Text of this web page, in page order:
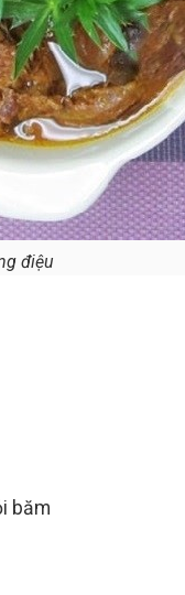
điệu
băm